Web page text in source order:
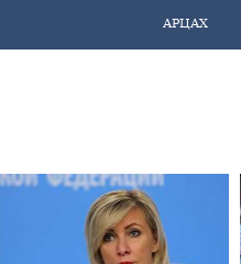
АРЦАХ